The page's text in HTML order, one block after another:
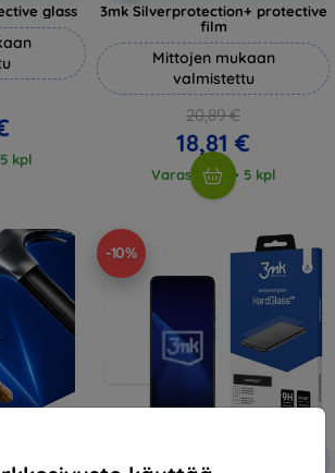
glass
kpl
3mk Silverprotection+ protective
film
Mittojen mukaan
valmistettu
20,89 €
18,81 €
Varastossa > 5 kpl
-10%